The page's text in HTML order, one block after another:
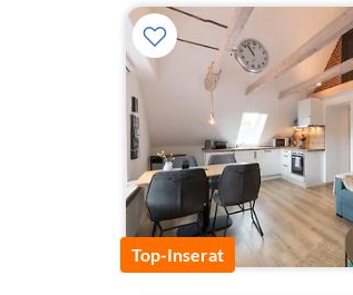
Top-Inserat